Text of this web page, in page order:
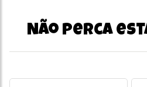
Não perca